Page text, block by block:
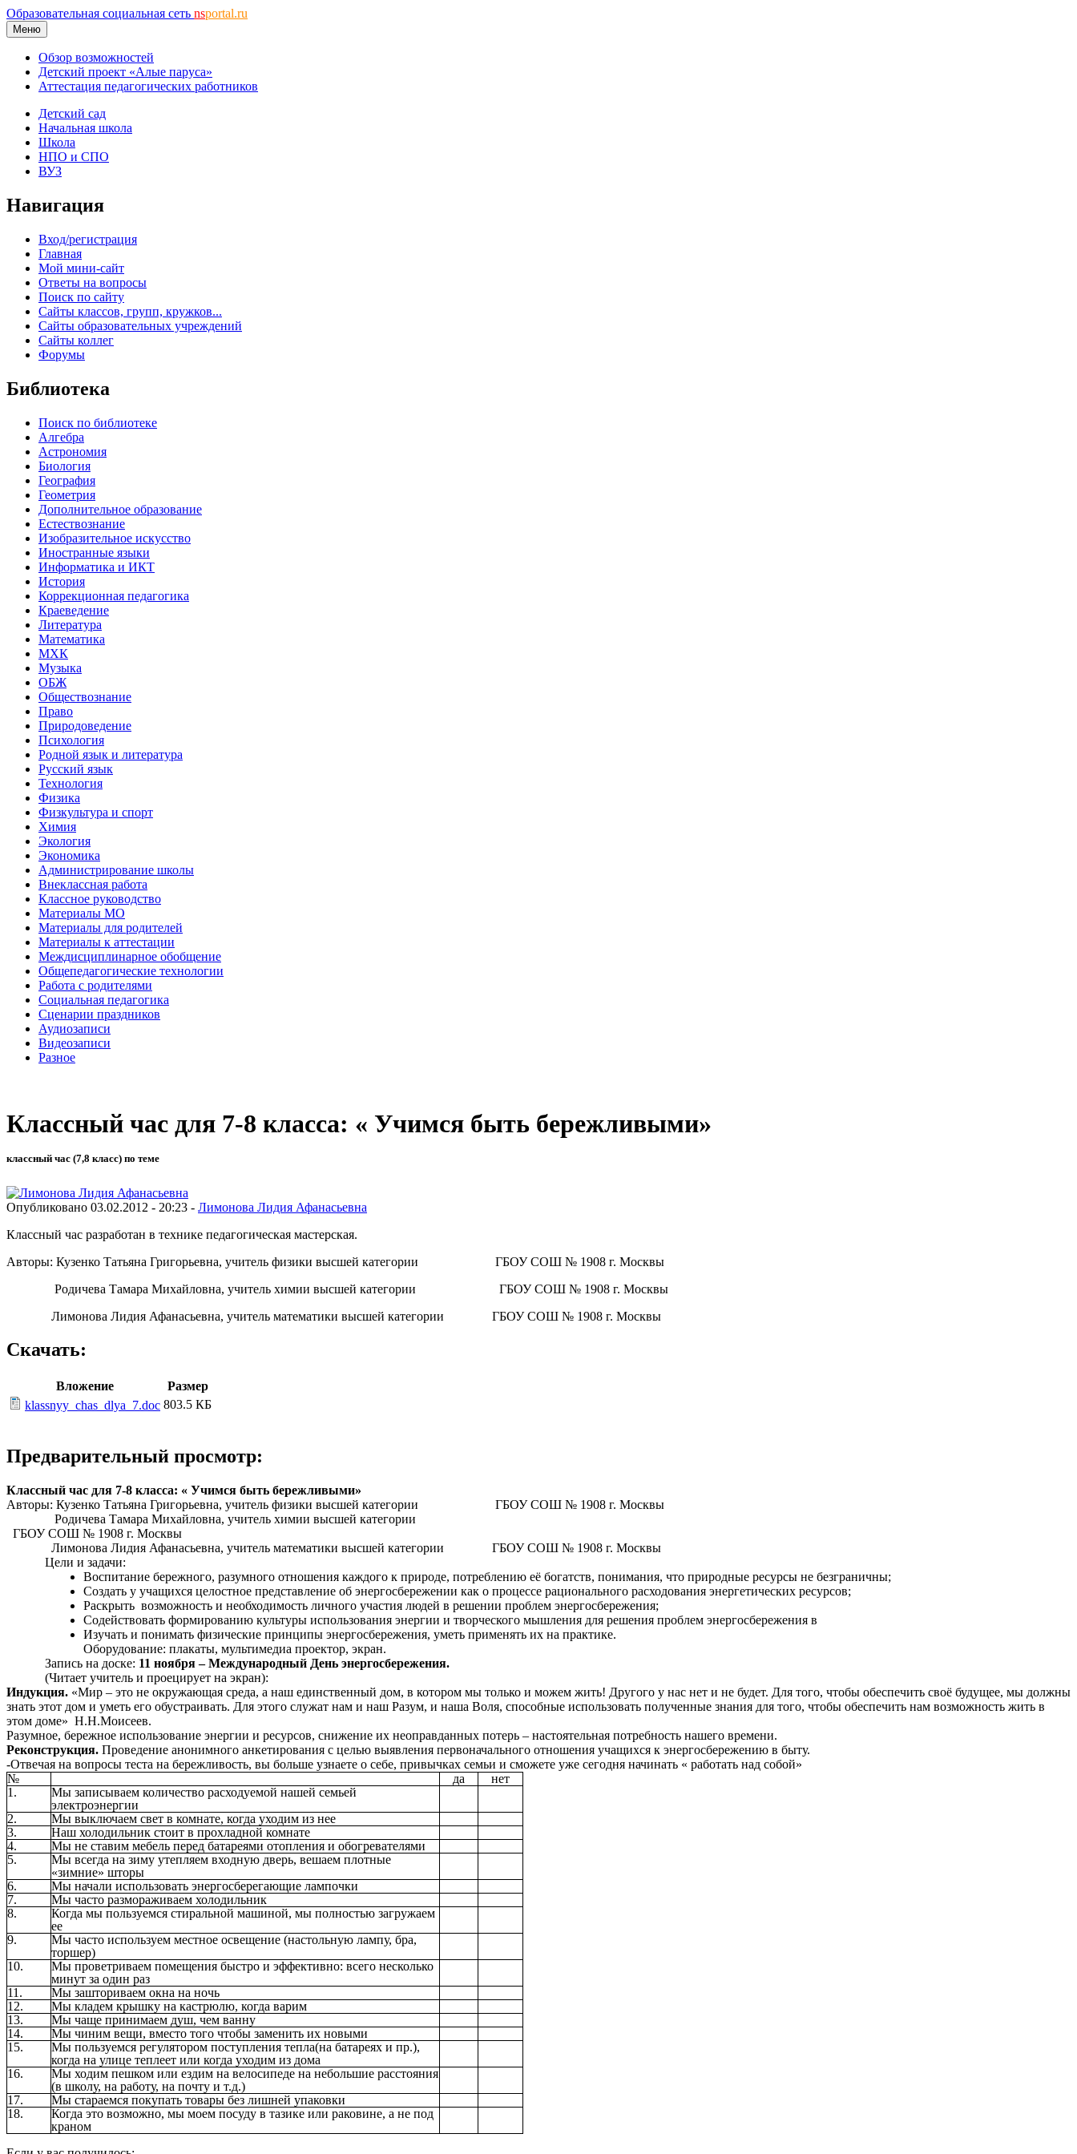
Образовательная социальная сеть nsportal.ru
Меню
Обзор возможностей
Детский проект «Алые паруса»
Аттестация педагогических работников
Детский сад
Начальная школа
Школа
НПО и СПО
ВУЗ
Навигация
Вход/регистрация
Главная
Мой мини-сайт
Ответы на вопросы
Поиск по сайту
Сайты классов, групп, кружков...
Сайты образовательных учреждений
Сайты коллег
Форумы
Библиотека
Поиск по библиотеке
Алгебра
Астрономия
Биология
География
Геометрия
Дополнительное образование
Естествознание
Изобразительное искусство
Иностранные языки
Информатика и ИКТ
История
Коррекционная педагогика
Краеведение
Литература
Математика
МХК
Музыка
ОБЖ
Обществознание
Право
Природоведение
Психология
Родной язык и литература
Русский язык
Технология
Физика
Физкультура и спорт
Химия
Экология
Экономика
Администрирование школы
Внеклассная работа
Классное руководство
Материалы МО
Материалы для родителей
Материалы к аттестации
Междисциплинарное обобщение
Общепедагогические технологии
Работа с родителями
Социальная педагогика
Сценарии праздников
Аудиозаписи
Видеозаписи
Разное
Классный час для 7-8 класса: « Учимся быть бережливыми»
классный час (7,8 класс) по теме
Опубликовано 03.02.2012 - 20:23 - Лимонова Лидия Афанасьевна
Классный час разработан в технике педагогическая мастерская.
Авторы: Кузенко Татьяна Григорьевна, учитель физики высшей категории ГБОУ СОШ № 1908 г. Москвы
Родичева Тамара Михайловна, учитель химии высшей категории ГБОУ СОШ № 1908 г. Москвы
Лимонова Лидия Афанасьевна, учитель математики высшей категории ГБОУ СОШ № 1908 г. Москвы
Скачать:
Вложение
Размер
klassnyy_chas_dlya_7.doc 803.5 КБ
Предварительный просмотр:
Классный час для 7-8 класса: « Учимся быть бережливыми»
Авторы: Кузенко Татьяна Григорьевна, учитель физики высшей категории ГБОУ СОШ № 1908 г. Москвы
Родичева Тамара Михайловна, учитель химии высшей категории
ГБОУ СОШ № 1908 г. Москвы
Лимонова Лидия Афанасьевна, учитель математики высшей категории ГБОУ СОШ № 1908 г. Москвы
Цели и задачи:
Воспитание бережного, разумного отношения каждого к природе, потреблению её богатств, понимания, что природные ресурсы не безграничны;
Создать у учащихся целостное представление об энергосбережении как о процессе рационального расходования энергетических ресурсов;
Раскрыть возможность и необходимость личного участия людей в решении проблем энергосбережения;
Содействовать формированию культуры использования энергии и творческого мышления для решения проблем энергосбережения в
Изучать и понимать физические принципы энергосбережения, уметь применять их на практике.
Оборудование: плакаты, мультимедиа проектор, экран.
Запись на доске: 11 ноября – Международный День энергосбережения.
(Читает учитель и проецирует на экран):
Индукция. «Мир – это не окружающая среда, а наш единственный дом, в котором мы только и можем жить! Другого у нас нет и не будет. Для того, чтобы обеспечить своё будущее, мы должны
знать этот дом и уметь его обустраивать. Для этого служат нам и наш Разум, и наша Воля, способные использовать полученные знания для того, чтобы обеспечить нам возможность жить в
этом доме» Н.Н.Моисеев.
Разумное, бережное использование энергии и ресурсов, снижение их неоправданных потерь – настоятельная потребность нашего времени.
Реконструкция. Проведение анонимного анкетирования с целью выявления первоначального отношения учащихся к энергосбережению в быту.
-Отвечая на вопросы теста на бережливость, вы больше узнаете о себе, привычках семьи и сможете уже сегодня начинать « работать над собой»
№
да
нет
1.
Мы записываем количество расходуемой нашей семьей
электроэнергии
2.
Мы выключаем свет в комнате, когда уходим из нее
3.
Наш холодильник стоит в прохладной комнате
4.
Мы не ставим мебель перед батареями отопления и обогревателями
5.
Мы всегда на зиму утепляем входную дверь, вешаем плотные
«зимние» шторы
6.
Мы начали использовать энергосберегающие лампочки
7.
Мы часто размораживаем холодильник
8.
Когда мы пользуемся стиральной машиной, мы полностью загружаем
ее
9.
Мы часто используем местное освещение (настольную лампу, бра,
торшер)
10.
Мы проветриваем помещения быстро и эффективно: всего несколько
минут за один раз
11.
Мы зашториваем окна на ночь
12.
Мы кладем крышку на кастрюлю, когда варим
13.
Мы чаще принимаем душ, чем ванну
14.
Мы чиним вещи, вместо того чтобы заменить их новыми
15.
Мы пользуемся регулятором поступления тепла(на батареях и пр.),
когда на улице теплеет или когда уходим из дома
16.
Мы ходим пешком или ездим на велосипеде на небольшие расстояния
(в школу, на работу, на почту и т.д.)
17.
Мы стараемся покупать товары без лишней упаковки
18.
Когда это возможно, мы моем посуду в тазике или раковине, а не под
краном